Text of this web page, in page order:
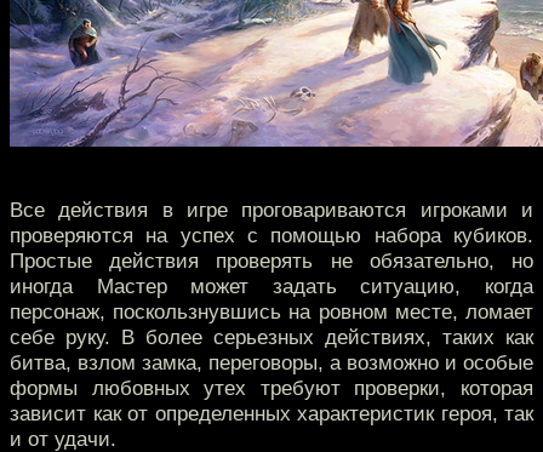
Все действия в игре проговариваются игроками и
проверяются на успех с помощью набора кубиков.
Простые действия проверять не обязательно, но
иногда Мастер может задать ситуацию, когда
персонаж, поскользнувшись на ровном месте, ломает
себе руку. В более серьезных действиях, таких как
битва, взлом замка, переговоры, а возможно и особые
формы любовных утех требуют проверки, которая
зависит как от определенных характеристик героя, так
и от удачи.